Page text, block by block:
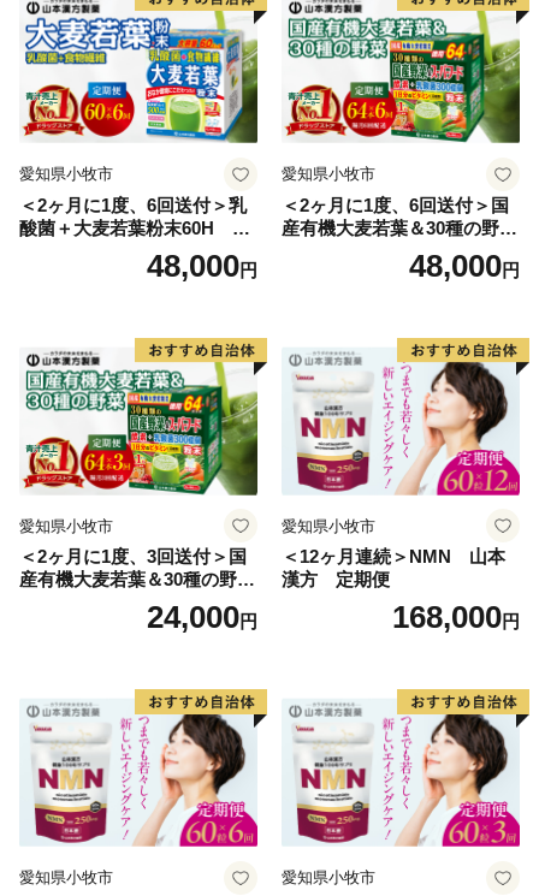
愛知県小牧市
＜2ヶ月に1度、6回送付＞乳
酸菌＋大麦若葉粉末60H 山
48,000円
愛知県小牧市
＜2ヶ月に1度、6回送付＞国
産有機大麦若葉＆30種の野
菜 山本漢方 定期便
48,000円
愛知県小牧市
＜2ヶ月に1度、3回送付＞国
産有機大麦若葉＆30種の野
菜 山本漢方 定期便
24,000円
愛知県小牧市
＜12ヶ月連続＞NMN 山本
漢方 定期便
168,000円
愛知県小牧市 愛知県小牧市